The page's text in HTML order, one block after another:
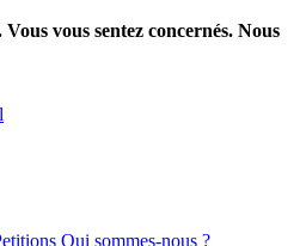
vous sentez concernés. Nous
Qui sommes-nous ?